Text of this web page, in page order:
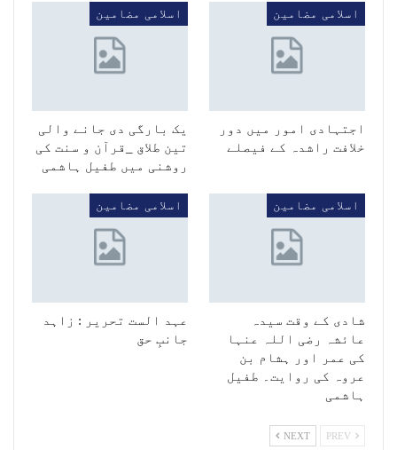
اسلامی مضامین
اجتہادی امور میں دور
خلافت راشدہ کے فیصلے
اسلامی مضامین
یک بارگی دی جانے والی
تین طلاق _قرآن و سنت کی
روشنی میں طفیل ہاشمی
اسلامی مضامین
شادی کے وقت سیدہ
عائشہ رضی اللہ عنہا
کی عمر اور ہشام بن
عروہ کی روایت۔ طفیل
ہاشمی
اسلامی مضامین
عہد الست تحریر : زاہد
جانبِ حق
NEXT